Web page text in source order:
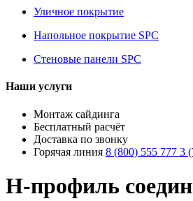
Уличное покрытие
Напольное покрытие SPC
Стеновые панели SPC
Наши услуги
Монтаж сайдинга
Бесплатный расчёт
Доставка по звонку
Горячая линия 8 (800) 555 777 3
H-профиль